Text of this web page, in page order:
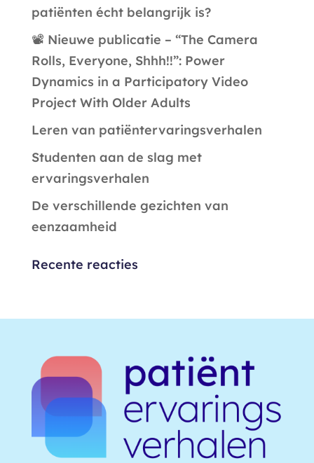
patiënten écht belangrijk is?
📽️ Nieuwe publicatie – “The Camera
Rolls, Everyone, Shhh!!”: Power
Dynamics in a Participatory Video
Project With Older Adults
Leren van patiëntervaringsverhalen
Studenten aan de slag met
ervaringsverhalen
De verschillende gezichten van
eenzaamheid
Recente reacties